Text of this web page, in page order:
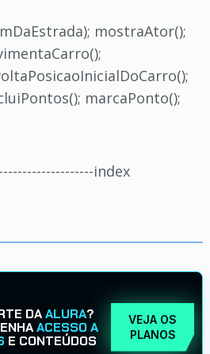
mostraAtor();
marcaPonto();
index
DAALURA?
ACESSO A
E CONTEÚDOS
VEJA OS
PLANOS